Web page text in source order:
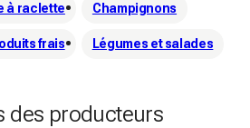
à raclette Champignons
frais Légumes et salades
des producteurs